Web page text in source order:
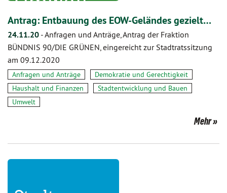
Antrag: Entbauung des EOW-Geländes gezielt…
24.11.20 -Anfragen und Anträge, Antrag der Fraktion
BÜNDNIS 90/DIE GRÜNEN, eingereicht zur Stadtratssitzung
am 09.12.2020
Anfragen und Anträge
Demokratie und Gerechtigkeit
Haushalt und Finanzen
Stadtentwicklung und Bauen
Umwelt
Mehr